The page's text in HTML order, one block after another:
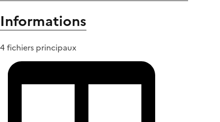
Informations
4 fichiers principaux